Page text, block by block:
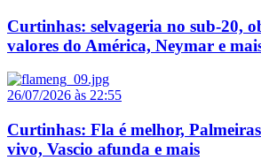
Curtinhas: selvageria no sub-20,
valores do América, Neymar e
26/07/2026 às 22:55
Curtinhas: Fla é melhor,
vivo, Vascio afunda e mais